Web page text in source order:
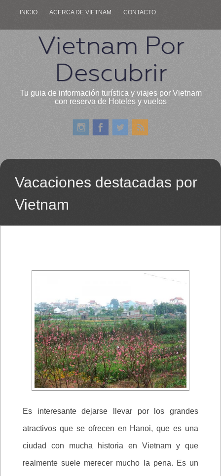
INICIO ACERCA DE VIETNAM CONTACTO
Vietnam Por
Descubrir
Tu guia de información turística y viajes por Vietnam
con reserva de Hoteles y vuelos
Vacaciones destacadas por
Vietnam
Es interesante dejarse llevar por los grandes
atractivos que se ofrecen en Hanoi, que es una
ciudad con mucha historia en Vietnam y que
realmente suele merecer mucho la pena. Es un